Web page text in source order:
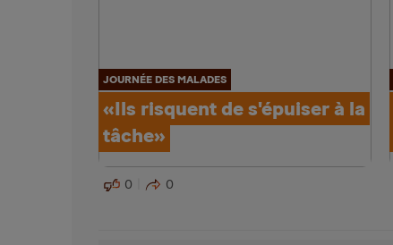
JOURNÉE DES MALADES
«Ils risquent de s'épuiser à la
tâche»
0 0